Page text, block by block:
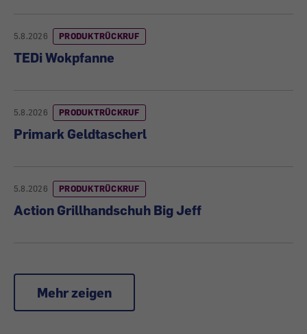
5.8.2026 PRODUKTRÜCKRUF
TEDi Wokpfanne
5.8.2026 PRODUKTRÜCKRUF
Primark Geldtascherl
5.8.2026 PRODUKTRÜCKRUF
Action Grillhandschuh Big Jeff
Mehr zeigen